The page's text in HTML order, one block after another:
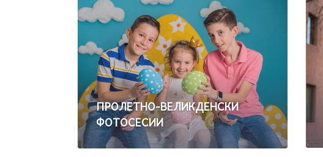
ПРОЛЕТНО-ВЕЛИКДЕНСКИ
ФОТОСЕСИИ